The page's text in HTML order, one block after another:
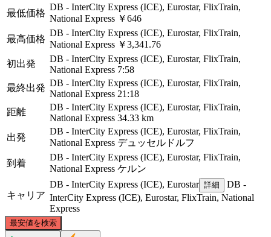
最低価格
DB - InterCity Express (ICE), Eurostar, FlixTrain,
National Express ￥646
最高価格
DB - InterCity Express (ICE), Eurostar, FlixTrain,
National Express ￥3,341.76
初出発
DB - InterCity Express (ICE), Eurostar, FlixTrain,
National Express 7:58
最終出発 DB - InterCity Express (ICE), Eurostar, FlixTrain,
National Express 21:18
距離
DB - InterCity Express (ICE), Eurostar, FlixTrain,
National Express 34.33 km
出発
DB - InterCity Express (ICE), Eurostar, FlixTrain,
National Express デュッセルドルフ
到着
DB - InterCity Express (ICE), Eurostar, FlixTrain,
National Express ケルン
キャリア
DB - InterCity Express (ICE), Eurostar 詳細
DB -
InterCity Express (ICE), Eurostar, FlixTrain, National
Express
最安値を検索